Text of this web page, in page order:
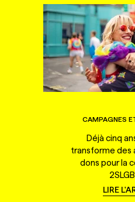
CAMPAGNES
Déjà cinq
transforme des
dons pour la
LIRE